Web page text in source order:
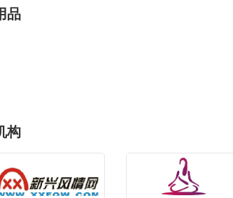
品
构